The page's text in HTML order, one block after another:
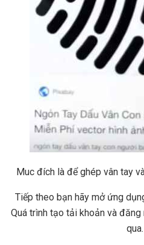
Muc đích là để ghép vân tay
Tiếp theo bạn hãy mở ứng
Quá trình tạo tải khoản và
qua.